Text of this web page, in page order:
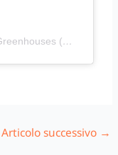
Un post condiviso da SunElements Greenhouses (@sunelementsgmbh)
Articolo successivo →